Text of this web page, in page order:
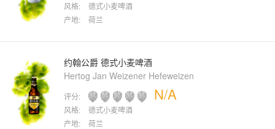
风格:
德式小麦啤酒
产地:
荷兰
约翰公爵 德式小麦啤酒
Hertog Jan Weizener Hefeweizen
评分: N/A
风格:
德式小麦啤酒
产地:
荷兰